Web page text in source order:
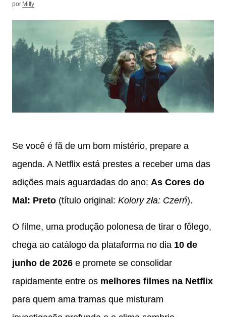
por Milly
Se você é fã de um bom mistério, prepare a
agenda. A Netflix está prestes a receber uma das
adições mais aguardadas do ano: As Cores do
Mal: Preto (título original: Kolory zła: Czerń).
O filme, uma produção polonesa de tirar o fôlego,
chega ao catálogo da plataforma no dia 10 de
junho de 2026 e promete se consolidar
rapidamente entre os melhores filmes na Netflix
para quem ama tramas que misturam